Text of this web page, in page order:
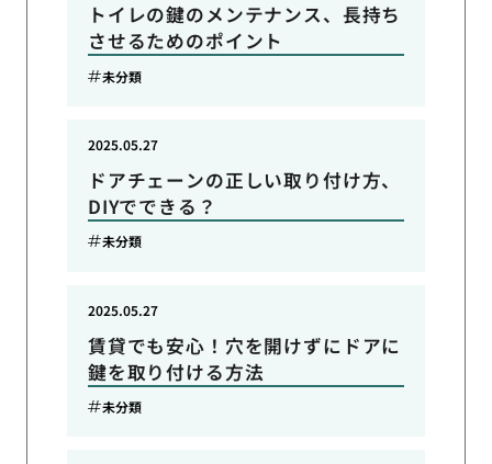
トイレの鍵のメンテナンス、長持ち
させるためのポイント
未分類
ドアチェーンの正しい取り付け方、
DIYでできる？
2025.05.27
未分類
賃貸でも安心！穴を開けずにドアに
鍵を取り付ける方法
2025.05.27
未分類